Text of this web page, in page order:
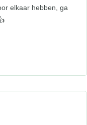
elkaar hebben, ga